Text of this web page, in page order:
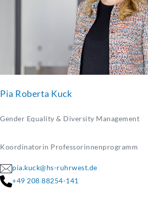
Pia Roberta Kuck
Gender Equality & Diversity Management
Koordinatorin Professorinnenprogramm
pia.kuck@hs-ruhrwest.de
+49 208 88254-141